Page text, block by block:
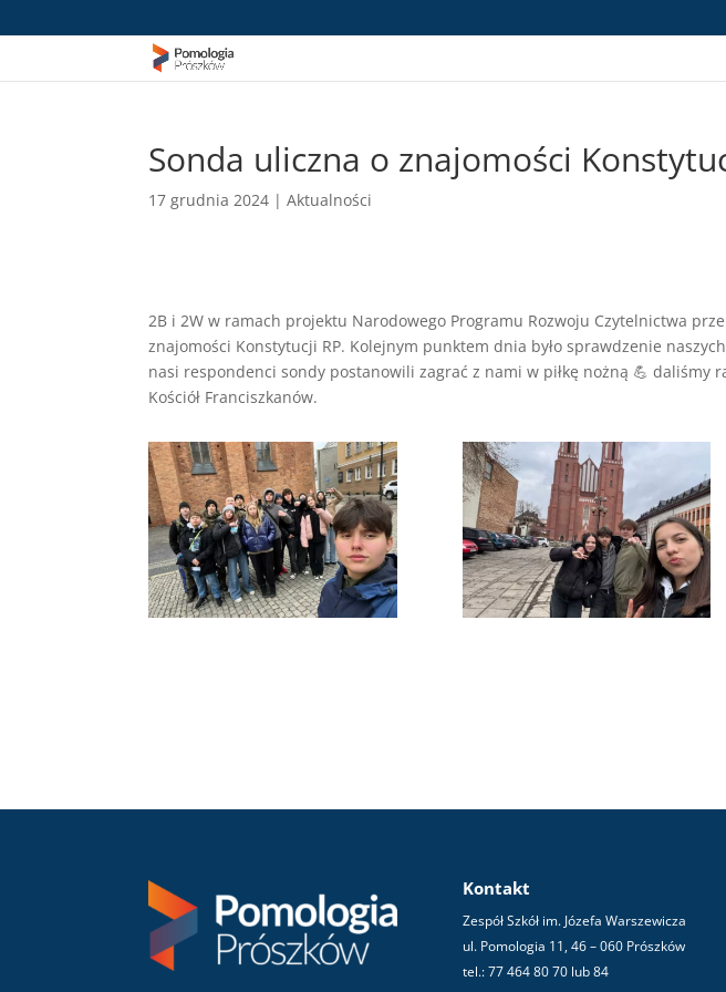
Sonda uliczna o znajomości
17 grudnia 2024 |Aktualności
2B i 2W w ramach projektu Narodowego Programu Rozwoju Czytelnictwa
znajomości Konstytucji RP. Kolejnym punktem dnia było sprawdzenie
nasi respondenci sondy postanowili zagrać z nami w piłkę nożną 💪
Kościół Franciszkanów.
Kontakt
Zespół Szkół im. Józefa Warszewicza
ul. Pomologia 11, 46 – 060 Prószków
tel.: 77 464 80 70 lub 84